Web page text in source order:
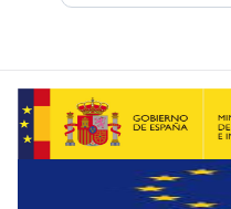
“Nuestros pilares están
Dibaq Group compone